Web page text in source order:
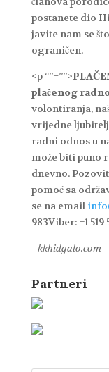
postanete dio
javite nam se
ograničen.
<p “”=””>
plačenog
volontiranja,
vrijedne
radni odnos u
može biti puno
dnevno.
pomoć sa
se na email
983Viber: +1 519
–kkhidgalo.com
Partneri